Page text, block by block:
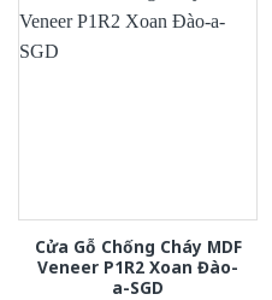
Cửa Gỗ Chống Cháy MDF
Veneer P1R2 Xoan Đào-
a-SGD